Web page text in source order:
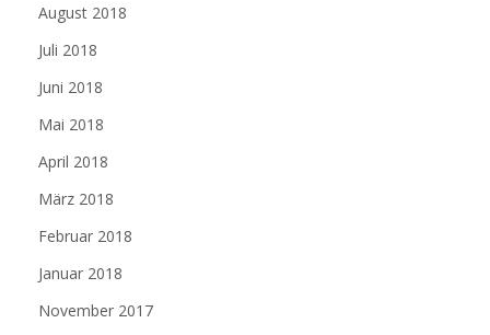
August 2018
Juli 2018
Juni 2018
Mai 2018
April 2018
März 2018
Februar 2018
Januar 2018
November 2017